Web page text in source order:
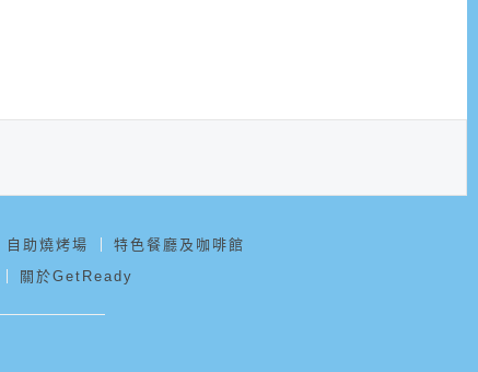
自助燒烤場
特色餐廳及咖啡館
關於GetReady